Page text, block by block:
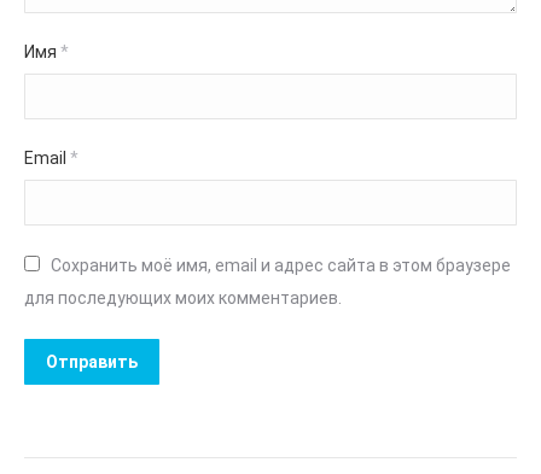
Имя *
Email *
Сохранить моё имя, email и адрес сайта в этом браузере
для последующих моих комментариев.